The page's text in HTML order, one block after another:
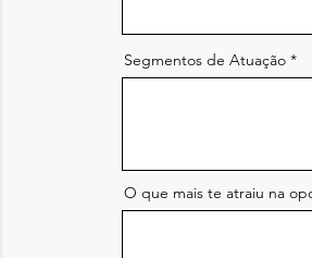
Segmentos de Atuação
O que mais te atraiu na